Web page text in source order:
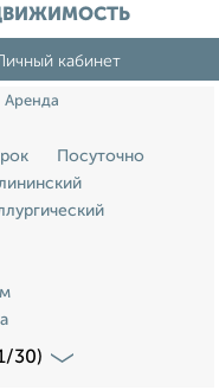
кабинет
Аренда
Посуточно
30)